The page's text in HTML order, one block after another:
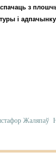
з
і
Жаляпаў